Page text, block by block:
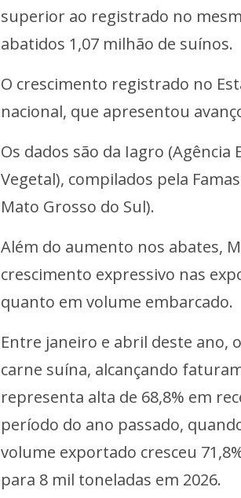
superior ao registrado no
abatidos 1,07 milhão de suínos.
O crescimento registrado no
nacional, que apresentou
Os dados são da Iagro
Vegetal), compilados pela
Mato Grosso do Sul).
Além do aumento nos abates,
crescimento expressivo nas
quanto em volume embarcado.
Entre janeiro e abril deste ano,
carne suína, alcançando
representa alta de 68,8% em
período do ano passado,
volume exportado cresceu
para 8 mil toneladas em 2026.